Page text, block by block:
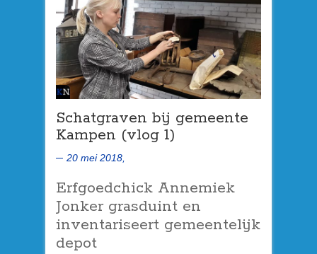
Schatgraven bij gemeente
Kampen (vlog 1)
20 mei 2018,
Erfgoedchick Annemiek
Jonker grasduint en
inventariseert gemeentelijk
depot